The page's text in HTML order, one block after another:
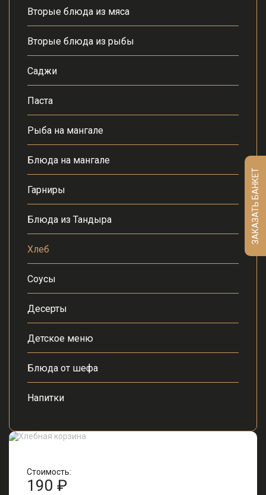
Вторые блюда из мяса
Вторые блюда из рыбы
Саджи
Паста
Рыба на мангале
Блюда на мангале
Гарниры
Блюда из Тандыра
Хлеб
Соусы
Десерты
Детское меню
Блюда от шефа
Напитки
Стоимость:
190 ₽
ЗАКАЗАТЬ БАНКЕТ